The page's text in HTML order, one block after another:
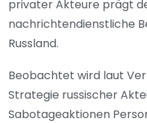
privater Akteure prägt
nachrichtendienstliche
Russland.
Beobachtet wird laut
Strategie russischer
Sabotageaktionen